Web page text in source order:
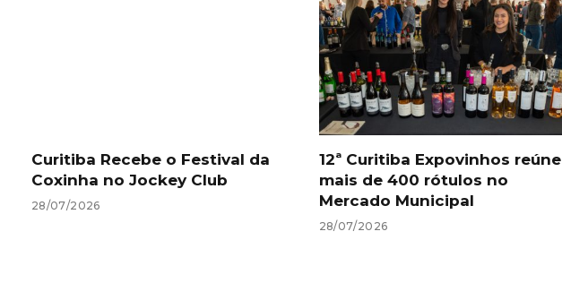
Curitiba Recebe o Festival da
Coxinha no Jockey Club
28/07/2026
12ª Curitiba Expovinhos reúne
mais de 400 rótulos no
Mercado Municipal
28/07/2026